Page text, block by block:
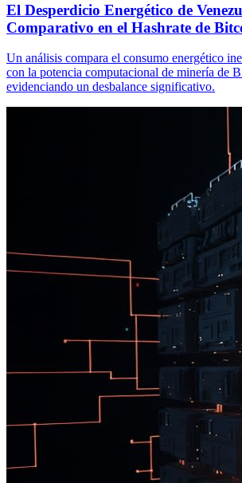
El Desperdicio Energético de
Comparativo en el Hashrate de
Un análisis compara el consumo energético
con la potencia computacional de minería de
evidenciando un desbalance significativo.